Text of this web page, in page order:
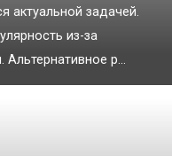
актуальной задачей.
из-за
Альтернативное р...